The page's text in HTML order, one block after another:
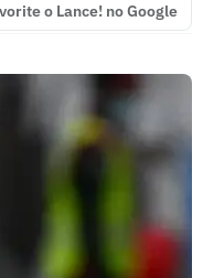
o Lance! no Google